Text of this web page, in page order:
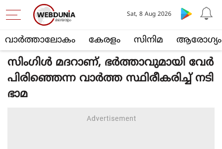
വാര്‍ത്താലോകം കേരളം സിനിമ ആരോഗ്യം
Sat, 8 Aug 2026
സിംഗിൾ മദറാണ്, ഭർത്താവുമായി വേർ
പിരിഞ്ഞെന്ന വാർത്ത സ്ഥിരീകരിച്ച് നടി
ഭാമ